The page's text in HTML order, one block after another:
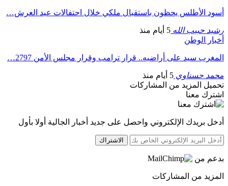
أسود الأطلس يحظون باستقبال ملكي خلال احتفالات عيد العرش…
رشيد حبيب الله 5 أيام منذ
أخبار الوطن
المغرب سيد على أراضيه.. قرار ترامب وقرار مجلس الأمن 2797…
محمد حسناوي 5 أيام منذ
تحميل المزيد من المشاركات
اشترك معنا
أدخل بريدك الإلكتروني واحصل على جديد أخبار الجالية أولا بأول
الاشتراك
بدعم من
المزيد من المشاركات